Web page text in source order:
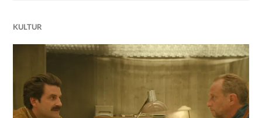
KULTUR